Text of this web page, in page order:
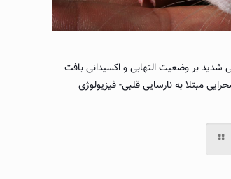
شدید بر وضعیت التهابی و اکسیدانی بافت
مبتلا به نارسایی قلبی- فیزیولوژی